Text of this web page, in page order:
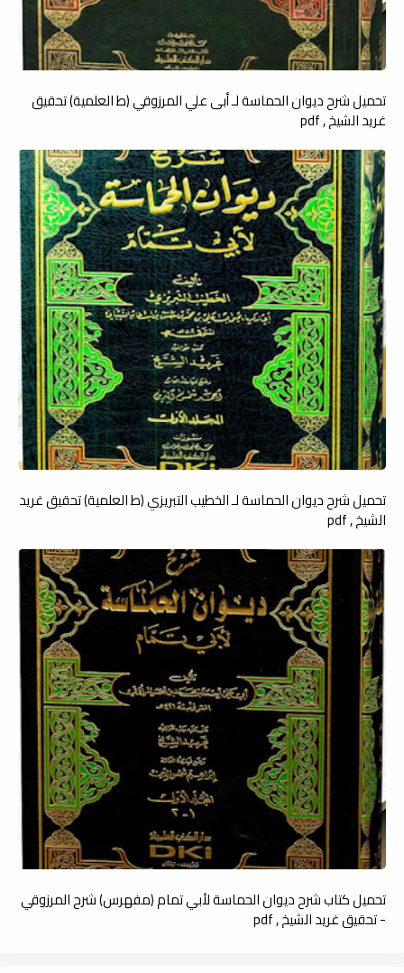
تحميل شرح ديوان الحماسة لـ أبى علي المرزوقي (ط العلمية) تحقيق
غريد الشيخ , pdf
تحميل شرح ديوان الحماسة لـ الخطيب التبريزي (ط العلمية) تحقيق غريد
الشيخ , pdf
تحميل كتاب شرح ديوان الحماسة لأبي تمام (مفهرس) شرح المرزوقي
- تحقيق غريد الشيخ , pdf